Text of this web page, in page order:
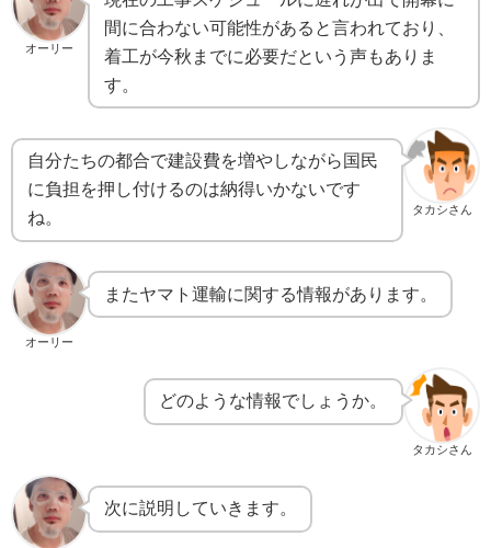
オーリー
間に合わない可能性があると言われており、
着工が今秋までに必要だという声もありま
す。
タカシさん
自分たちの都合で建設費を増やしながら国民
に負担を押し付けるのは納得いかないです
ね。
オーリー
またヤマト運輸に関する情報があります。
タカシさん
どのような情報でしょうか。
次に説明していきます。